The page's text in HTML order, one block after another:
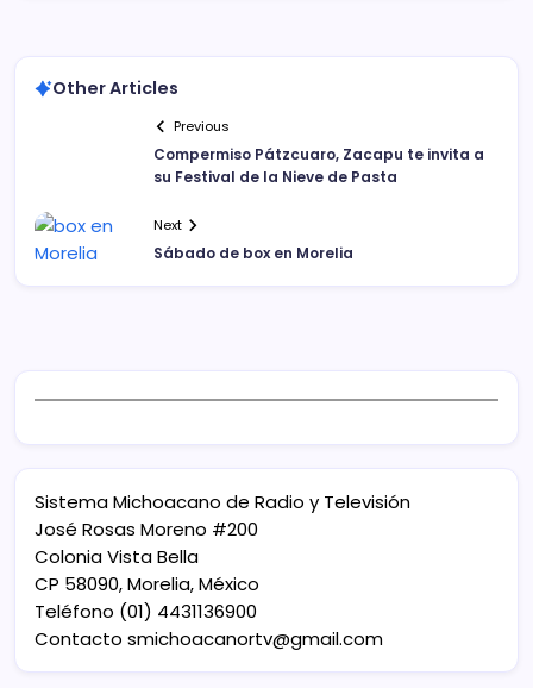
Other Articles
Previous
Compermiso Pátzcuaro, Zacapu te invita a
su Festival de la Nieve de Pasta
Next
Sábado de box en Morelia
Sistema Michoacano de Radio y Televisión
José Rosas Moreno #200
Colonia Vista Bella
CP 58090, Morelia, México
Teléfono (01) 4431136900
Contacto smichoacanortv@gmail.com